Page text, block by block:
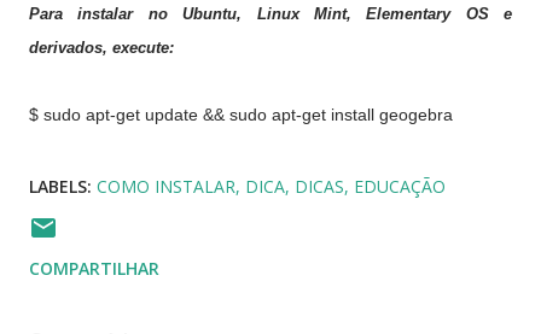
Para instalar no Ubuntu, Linux Mint, Elementary OS e
derivados, execute:
$ sudo apt-get update && sudo apt-get install geogebra
LABELS: COMO INSTALAR DICA DICAS EDUCAÇÃO
COMPARTILHAR